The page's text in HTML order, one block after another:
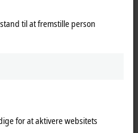
til at fremstille person
for at aktivere websitets